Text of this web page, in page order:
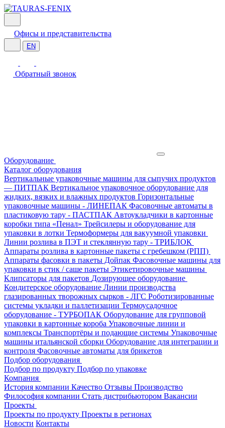
Офисы и представительства
EN
Обратный звонок
Оборудование
Каталог оборудования
Вертикальные упаковочные машины для сыпучих продуктов
— ПИТПАК Вертикальное упаковочное оборудование для
жидких, вязких и влажных продуктов Горизонтальные
упаковочные машины - ЛИНЕПАК Фасовочные автоматы в
пластиковую тару - ПАСТПАК Автоукладчики в картонные
коробки типа «Пенал» Трейсилеры и оборудование для
упаковки в лотки Термоформеры для вакуумной упаковки
Линии розлива в ПЭТ и стеклянную тару - ТРИБЛОК
Аппараты розлива в картонные пакеты с гребешком (РПП)
Аппараты фасовки в пакеты Дойпак Фасовочные машины для
упаковки в стик / саше пакеты Этикетировочные машины
Клипсаторы для пакетов Дозирующее оборудование
Кондитерское оборудование Линии производства
глазированных творожных сырков - ЛГС Роботизированные
системы укладки и паллетизации Термоусадочное
оборудование - ТУРБОПАК Оборудование для групповой
упаковки в картонные короба Упаковочные линии и
комплексы Транспортёры и подающие системы Упаковочные
машины итальянской сборки Оборудование для интеграции и
контроля Фасовочные автоматы для брикетов
Подбор оборудования
Подбор по продукту Подбор по упаковке
Компания
История компании Качество Отзывы Производство
Философия компании Стать дистрибьютором Вакансии
Проекты
Проекты по продукту Проекты в регионах
Новости Контакты